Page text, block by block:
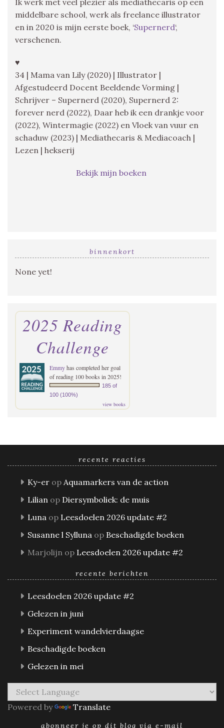
middelbare school, werk als freelance illustrator
en in 2020 is mijn eerste boek, ‘Supernerd‘,
verschenen.
♥
34 | Mama van Lily (2020) | Illustrator |
Afgestudeerd Docent Beeldende Vorming |
Schrijver – Supernerd (2020), Supernerd 2:
forever nerd (2022), Daar heb ik een drankje voor
(2022), Wintermagie (2022) en Vloek van vuur en
schaduw (2023) | Mediathecaris & Mediacoach |
Lezen | hekserij
Bekijk mijn boeken
binnenkort
None yet!
2025 Reading
Challenge
Emmyhas completed her goal
of reading 100 books in 2025!
185 of
100 (100%)
view books
recente reacties
Ky-er op Aquamarkers van de action
Lilian op Diersymboliek: de muis
Luna op Leesdoelen 2026 update #2
Susanne l Sylluna op Beschadigde boeken
Marjolijn op Leesdoelen 2026 update #2
recente berichten
Leesdoelen 2026 update #2
Gelezen in juni
Experiment wandelvierdaagse
Beschadigde boeken
Gelezen in mei
Powered by Translate
abonneer je op dit blog via e-mail